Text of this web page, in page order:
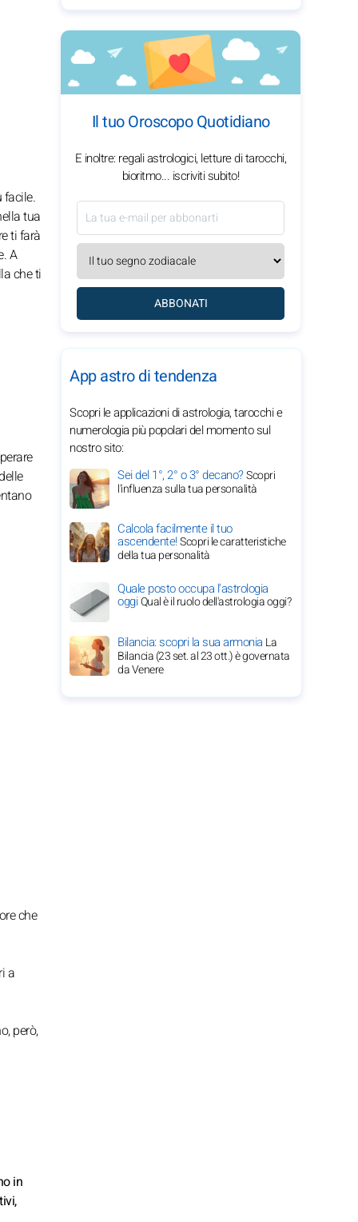
facile.
tua
ti farà
A
che ti
che
a
però,
in
Il tuo Oroscopo Quotidiano
E inoltre: regali astrologici, letture di tarocchi,
bioritmo... iscriviti subito!
ABBONATI
App astro di tendenza
Scopri le applicazioni di astrologia, tarocchi e
numerologia più popolari del momento sul
nostro sito:
Sei del 1°, 2° o 3° decano?Scopri
l'influenza sulla tua personalità
Calcola facilmente il tuo
ascendente!Scopri le caratteristiche
della tua personalità
Quale posto occupa l'astrologia
oggiQual è il ruolo dell'astrologia oggi?
Bilancia: scopri la sua armonia La
Bilancia (23 set. al 23 ott.) è governata
da Venere